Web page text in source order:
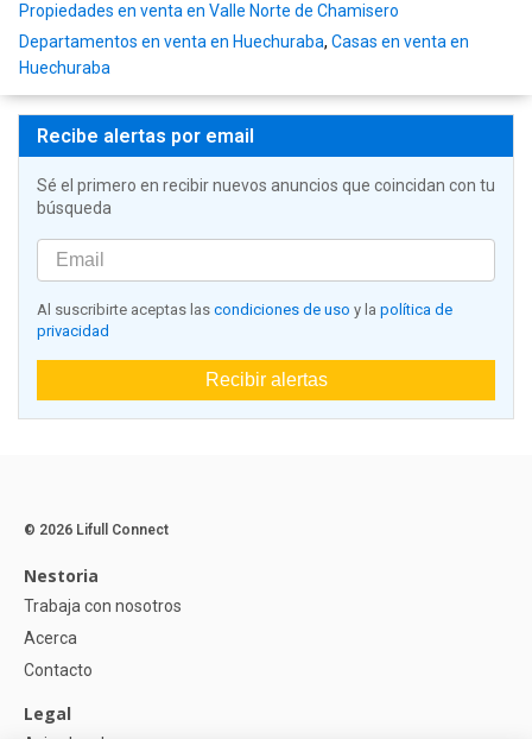
Propiedades en venta en Valle Norte de Chamisero
Departamentos en venta en Huechuraba, Casas en venta en
Huechuraba
Recibe alertas por email
Sé el primero en recibir nuevos anuncios que coincidan con tu
búsqueda
Al suscribirte aceptas las condiciones de uso y la política de
privacidad
Recibir alertas
© 2026 Lifull Connect
Nestoria
Trabaja con nosotros
Acerca
Contacto
Legal